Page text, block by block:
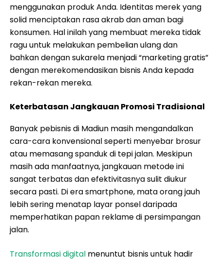
menggunakan produk Anda. Identitas merek yang
solid menciptakan rasa akrab dan aman bagi
konsumen. Hal inilah yang membuat mereka tidak
ragu untuk melakukan pembelian ulang dan
bahkan dengan sukarela menjadi “marketing gratis”
dengan merekomendasikan bisnis Anda kepada
rekan-rekan mereka.
Keterbatasan Jangkauan Promosi Tradisional
Banyak pebisnis di Madiun masih mengandalkan
cara-cara konvensional seperti menyebar brosur
atau memasang spanduk di tepi jalan. Meskipun
masih ada manfaatnya, jangkauan metode ini
sangat terbatas dan efektivitasnya sulit diukur
secara pasti. Di era smartphone, mata orang jauh
lebih sering menatap layar ponsel daripada
memperhatikan papan reklame di persimpangan
jalan.
Transformasi digital menuntut bisnis untuk hadir